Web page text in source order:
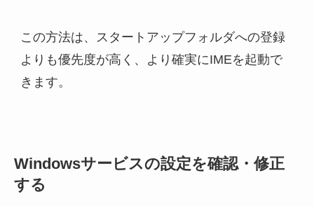
この方法は、スタートアップフォルダへの登録
よりも優先度が高く、より確実にIMEを起動で
きます。
Windowsサービスの設定を確認・修正
する